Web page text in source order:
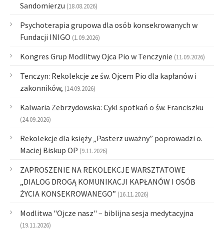
Sandomierzu (18.08.2026)
Psychoterapia grupowa dla osób konsekrowanych w
Fundacji INIGO (1.09.2026)
Kongres Grup Modlitwy Ojca Pio w Tenczynie (11.09.2026)
Tenczyn: Rekolekcje ze św. Ojcem Pio dla kapłanów i
zakonników, (14.09.2026)
Kalwaria Zebrzydowska: Cykl spotkań o św. Franciszku
(24.09.2026)
Rekolekcje dla księży „Pasterz uważny” poprowadzi o.
Maciej Biskup OP (9.11.2026)
ZAPROSZENIE NA REKOLEKCJE WARSZTATOWE
„DIALOG DROGĄ KOMUNIKACJI KAPŁANÓW I OSÓB
ŻYCIA KONSEKROWANEGO” (16.11.2026)
Modlitwa "Ojcze nasz" – biblijna sesja medytacyjna
(19.11.2026)